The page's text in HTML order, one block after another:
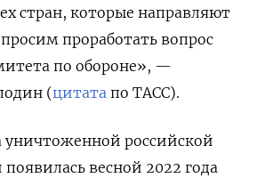
стран, которые направляют
проработать вопрос
по обороне», —
(цитата по ТАСС).
уничтоженной российской
весной 2022 года